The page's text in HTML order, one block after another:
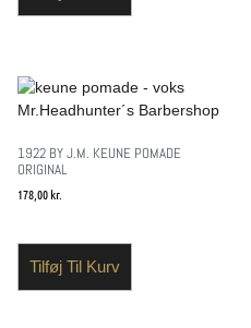
1922 BY J.M. KEUNE POMADE
ORIGINAL
178,00kr.
Tilføj Til Kurv